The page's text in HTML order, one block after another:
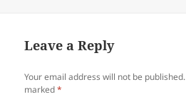
Leave a Reply
Your email address will not be published.
marked*